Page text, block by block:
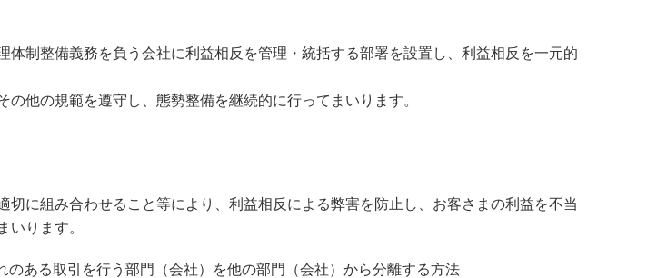
体制整備義務を負う会社に利益相反を管理・統括する部署を設置し、利益相反を一元的
の他の規範を遵守し、態勢整備を継続的に行ってまいります。
切に組み合わせること等により、利益相反による弊害を防止し、お客さまの利益を不当
いります。
のある取引を行う部門（会社）を他の部門（会社）から分離する方法